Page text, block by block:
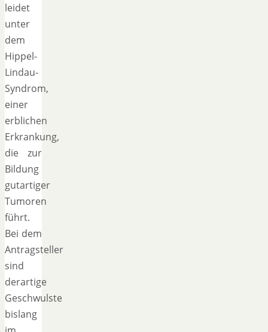
leidet
unter
dem
Hippel-
Lindau-
Syndrom,
einer
erblichen
Erkrankung,
die zur
Bildung
gutartiger
Tumoren
führt.
Bei dem
Antragsteller
sind
derartige
Geschwulste
bislang